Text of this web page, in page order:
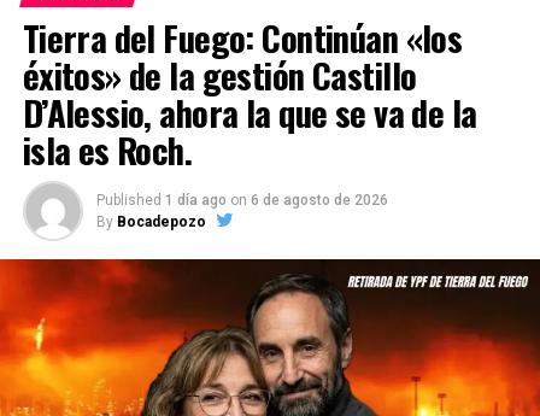
Tierra del Fuego: Continúan «los
éxitos» de la gestión Castillo
D’Alessio, ahora la que se va de la
isla es Roch.
Published 1 día ago on 6 de agosto de 2026
By Bocadepozo